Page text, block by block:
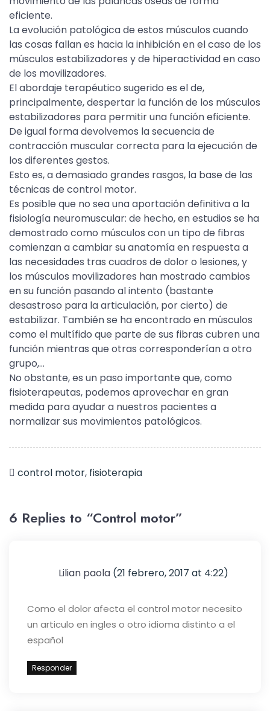
eficiente.
La evolución patológica de estos músculos cuando
las cosas fallan es hacia la inhibición en el caso de los
músculos estabilizadores y de hiperactividad en caso
de los movilizadores.
El abordaje terapéutico sugerido es el de,
principalmente, despertar la función de los músculos
estabilizadores para permitir una función eficiente.
De igual forma devolvemos la secuencia de
contracción muscular correcta para la ejecución de
los diferentes gestos.
Esto es, a demasiado grandes rasgos, la base de las
técnicas de control motor.
Es posible que no sea una aportación definitiva a la
fisiología neuromuscular: de hecho, en estudios se ha
demostrado como músculos con un tipo de fibras
comienzan a cambiar su anatomía en respuesta a
las necesidades tras cuadros de dolor o lesiones, y
los músculos movilizadores han mostrado cambios
en su función pasando al intento (bastante
desastroso para la articulación, por cierto) de
estabilizar. También se ha encontrado en músculos
como el multífido que parte de sus fibras cubren una
función mientras que otras corresponderían a otro
grupo,…
No obstante, es un paso importante que, como
fisioterapeutas, podemos aprovechar en gran
medida para ayudar a nuestros pacientes a
normalizar sus movimientos patológicos.
control motor, fisioterapia
6 Replies to “Control motor”
Lilian paola (21 febrero, 2017 at 4:22)
Como el dolor afecta el control motor necesito
un articulo en ingles o otro idioma distinto a el
español
Responder